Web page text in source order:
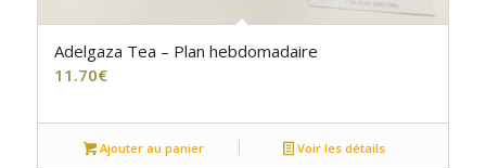
Adelgaza Tea – Plan hebdomadaire
11.70€
Ajouter au panier Voir les détails